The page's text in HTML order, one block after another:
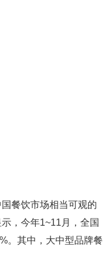
餐饮市场相当可观的
，今年1~11月，全国
。其中，大中型品牌餐